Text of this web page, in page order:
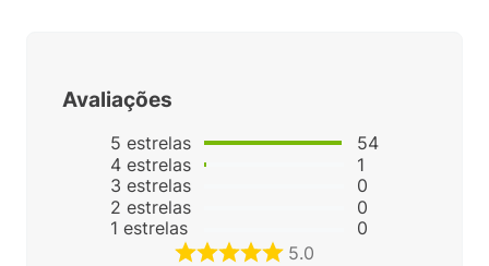
Avaliações
5 estrelas
4 estrelas
3 estrelas
2 estrelas
1 estrelas
54
1
0
0
0
5.0